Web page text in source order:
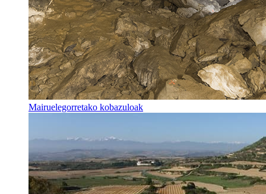
Mairuelegorretako kobazuloak